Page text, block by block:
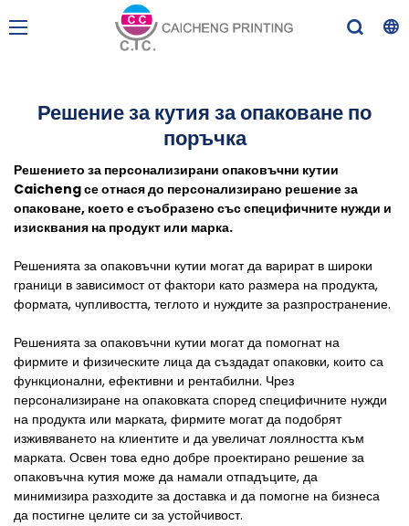
Решение за кутия за опаковане по
поръчка
Решението за персонализирани опаковъчни кутии
Caicheng се отнася до персонализирано решение за
опаковане, което е съобразено със специфичните нужди и
изисквания на продукт или марка.
Решенията за опаковъчни кутии могат да варират в широки
граници в зависимост от фактори като размера на продукта,
формата, чупливостта, теглото и нуждите за разпространение.
Решенията за опаковъчни кутии могат да помогнат на
фирмите и физическите лица да създадат опаковки, които са
функционални, ефективни и рентабилни. Чрез
персонализиране на опаковката според специфичните нужди
на продукта или марката, фирмите могат да подобрят
изживяването на клиентите и да увеличат лоялността към
марката. Освен това едно добре проектирано решение за
опаковъчна кутия може да намали отпадъците, да
минимизира разходите за доставка и да помогне на бизнеса
да постигне целите си за устойчивост.